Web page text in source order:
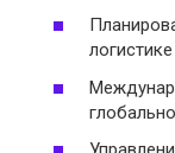
логистике